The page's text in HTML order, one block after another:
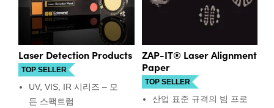
Laser Detection Products
TOP SELLER
UV, VIS, IR 시리즈 – 모
든 스팩트럼
ZAP-IT® Laser Alignment
Paper
TOP SELLER
산업 표준 규격의 빔 프로